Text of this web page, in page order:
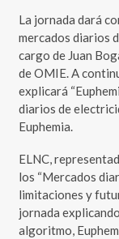
La jornada dará
mercados diarios
cargo de Juan
de OMIE. A
explicará
diarios de
Euphemia.
ELNC,
los “Mercados
limitaciones y
jornada
algoritmo,